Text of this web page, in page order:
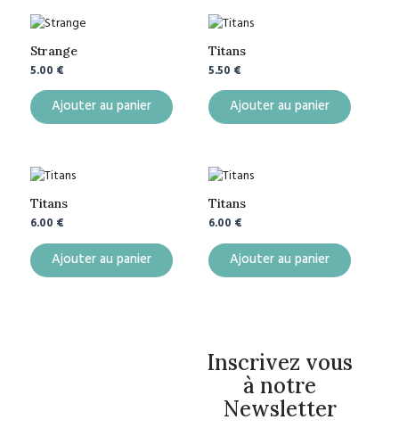
Strange
5.00 €
Ajouter au panier
Titans
5.50 €
Ajouter au panier
Titans
6.00 €
Ajouter au panier
Titans
6.00 €
Ajouter au panier
Inscrivez vous
à notre
Newsletter